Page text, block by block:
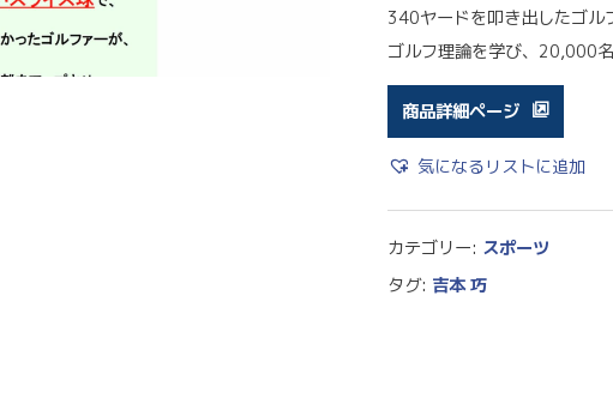
340ヤードを叩き出したゴル
ゴルフ理論を学び、20,000
商品詳細ページ
気になるリストに追加
カテゴリー: スポーツ
タグ: 吉本 巧